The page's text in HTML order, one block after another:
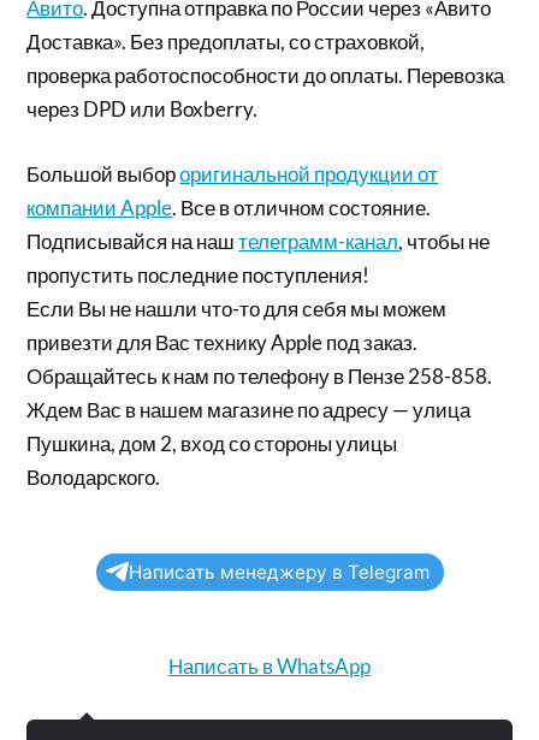
Авито. Доступна отправка по России через «Авито
Доставка». Без предоплаты, со страховкой,
проверка работоспособности до оплаты. Перевозка
через DPD или Boxberry.
Большой выбороригинальной продукции от
компании Apple. Все в отличном состояние.
Подписывайся на наштелеграмм-канал, чтобы не
пропустить последние поступления!
Если Вы не нашли что-то для себя мы можем
привезти для Вас технику Apple под заказ.
Обращайтесь к нам по телефону в Пензе 258-858.
Ждем Вас в нашем магазине по адресу — улица
Пушкина, дом 2, вход со стороны улицы
Володарского.
Написать менеджеру в Telegram
Написать в WhatsApp